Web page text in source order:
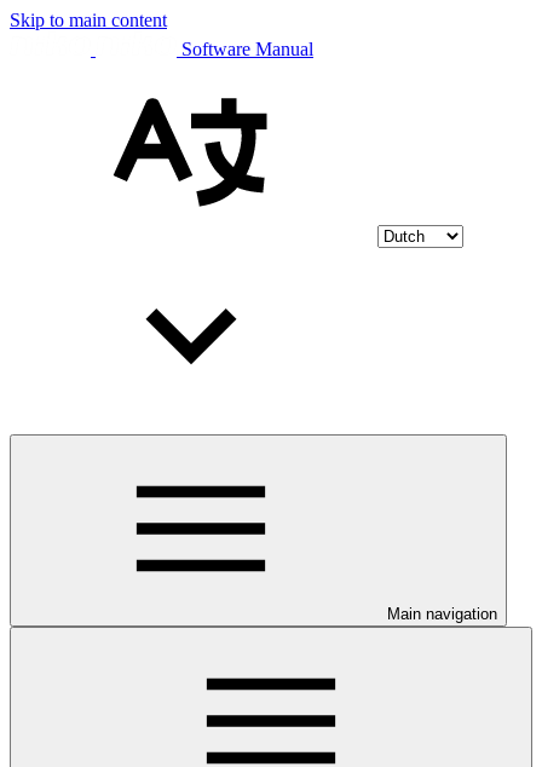
Skip to main content
Software Manual
Main navigation